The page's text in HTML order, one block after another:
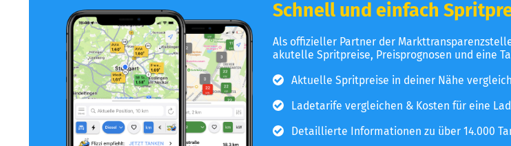
Schnell und einfach
Als offizieller Partner der
akutelle Spritpreise, Preisprognosen und eine
Aktuelle Spritpreise in deiner Nähe
Ladetarife vergleichen & Kosten für eine
Detaillierte Informationen zu über 14.000